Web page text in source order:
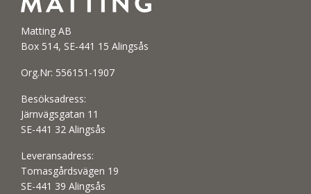
Matting AB
Box 514, SE-441 15 Alingsås
Org.Nr: 556151-1907
Besöksadress:
Järnvägsgatan 11
SE-441 32 Alingsås
Leveransadress:
Tomasgårdsvägen 19
SE-441 39 Alingsås